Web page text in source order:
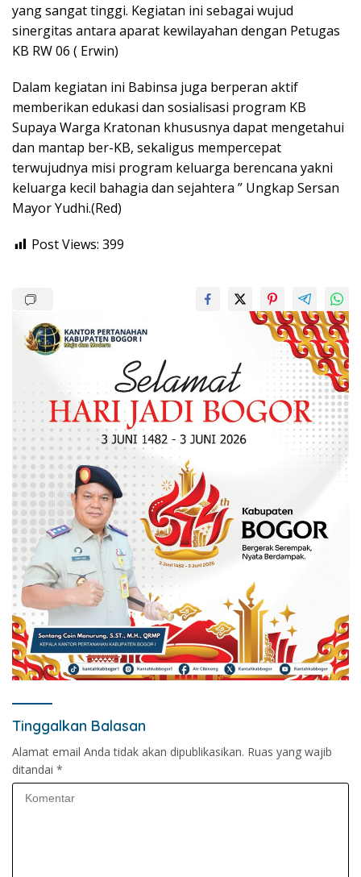
yang sangat tinggi. Kegiatan ini sebagai wujud
sinergitas antara aparat kewilayahan dengan Petugas
KB RW 06 ( Erwin)
Dalam kegiatan ini Babinsa juga berperan aktif
memberikan edukasi dan sosialisasi program KB
Supaya Warga Kratonan khususnya dapat mengetahui
dan mantap ber-KB, sekaligus mempercepat
terwujudnya misi program keluarga berencana yakni
keluarga kecil bahagia dan sejahtera ” Ungkap Sersan
Mayor Yudhi.(Red)
Post Views: 399
Tinggalkan Balasan
Alamat email Anda tidak akan dipublikasikan. Ruas yang wajib
ditandai *